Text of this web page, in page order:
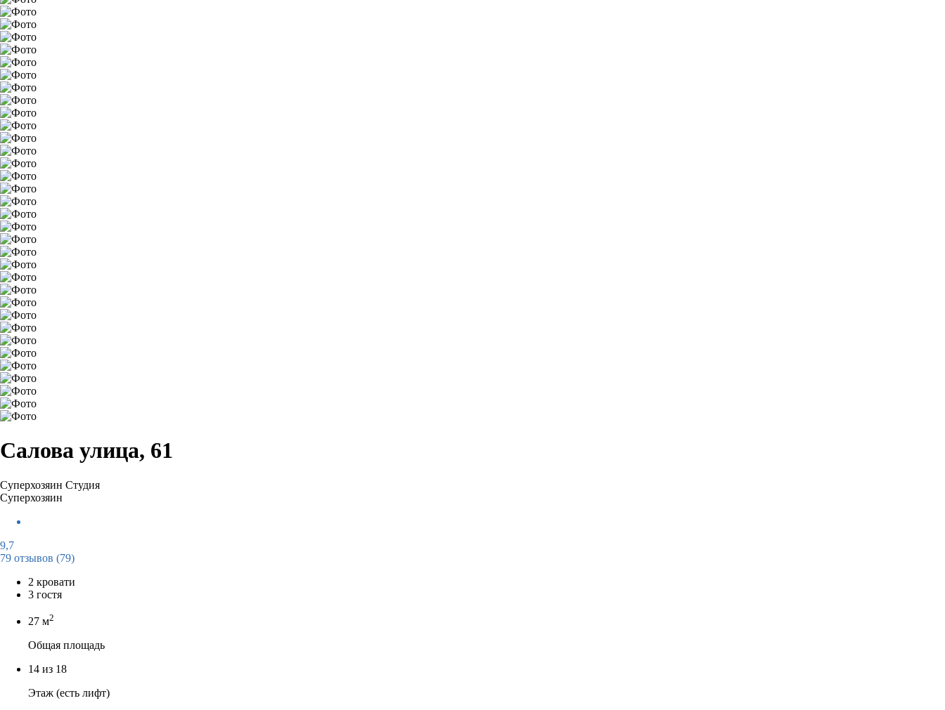
Салова улица, 61
Суперхозяин Студия
Суперхозяин
9,7
79 отзывов (79)
2 кровати
3 гостя
27 м2
Общая площадь
14 из 18
Этаж (есть лифт)